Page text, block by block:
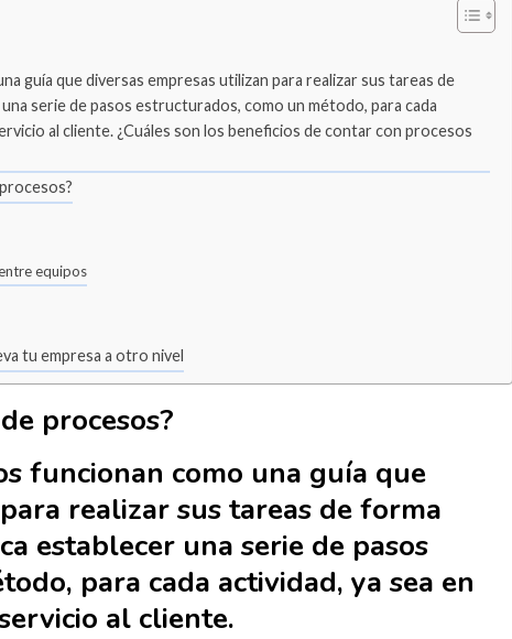
guía que diversas empresas utilizan para realizar sus tareas de
serie de pasos estructurados, como un método, para cada
al cliente. ¿Cuáles son los beneficios de contar con procesos
equipos
tu empresa a otro nivel
procesos?
funcionan como una guía que
realizar sus tareas de forma
establecer una serie de pasos
para cada actividad, ya sea en
al cliente.